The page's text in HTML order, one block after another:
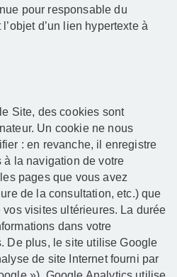
pour responsable du
d’un lien hypertexte à
Site, des cookies sont
Un cookie ne nous
: en revanche, il enregistre
la navigation de votre
pages que vous avez
de la consultation, etc.) que
visites ultérieures. La durée
dans votre
De plus, le site utilise Google
de site Internet fourni par